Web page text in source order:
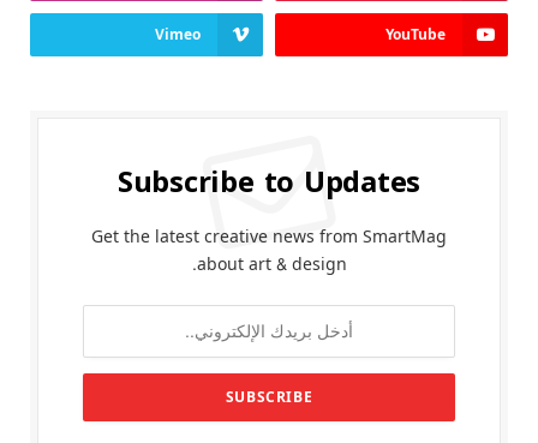
YouTube
Vimeo
Subscribe to Updates
Get the latest creative news from SmartMag
about art & design.